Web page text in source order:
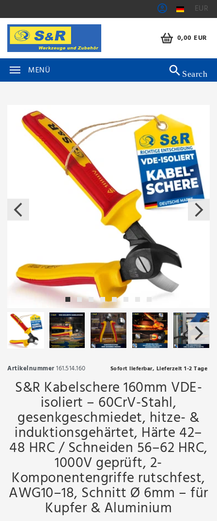
EUR
0,00 EUR
MENÜ Search
Artikelnummer161.514.160 Sofort lieferbar, Lieferzeit 1-2 Tage
S&R Kabelschere 160mm VDE-
isoliert – 60CrV-Stahl,
gesenkgeschmiedet, hitze- &
induktionsgehärtet, Härte 42–
48 HRC / Schneiden 56–62 HRC,
1000V geprüft, 2-
Komponentengriffe rutschfest,
AWG10–18, Schnitt Ø 6mm – für
Kupfer & Aluminium